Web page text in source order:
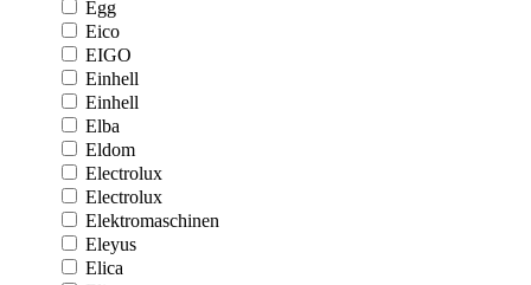
Egg
Eico
EIGO
Einhell
Einhell
Elba
Eldom
Electrolux
Electrolux
Elektromaschinen
Eleyus
Elica